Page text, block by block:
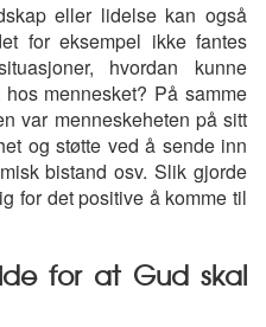
eller lidelse kan også
for eksempel ikke fantes
hvordan kunne
mennesket? På samme
var menneskeheten på sitt
og støtte ved å sende inn
bistand osv. Slik gjorde
for det positive å komme til
for at Gud skal